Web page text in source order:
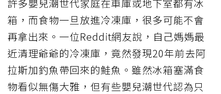
許多嬰兒潮世代家庭在車庫或地下室都有冰
箱，而食物一旦放進冷凍庫，很多可能不會
再拿出來。一位Reddit網友說，自己媽媽最
近清理爺爺的冷凍庫，竟然發現20年前去阿
拉斯加釣魚帶回來的鮭魚。雖然冰箱塞滿食
物看似無傷大雅，但有些嬰兒潮世代認為只